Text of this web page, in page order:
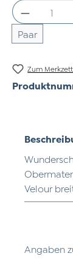
Produkt
Paar
Zum
Velour
Angaben